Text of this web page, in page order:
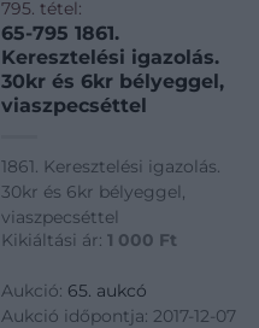
795. tétel:
65-795 1861.
Keresztelési igazolás.
30kr és 6kr bélyeggel,
viaszpecséttel
1861. Keresztelési igazolás.
30kr és 6kr bélyeggel,
viaszpecséttel
Kikiáltási ár: 1 000 Ft
Aukció: 65. aukcó
Aukció időpontja: 2017-12-07